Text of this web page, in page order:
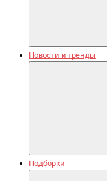
Новости и тренды
Подборки